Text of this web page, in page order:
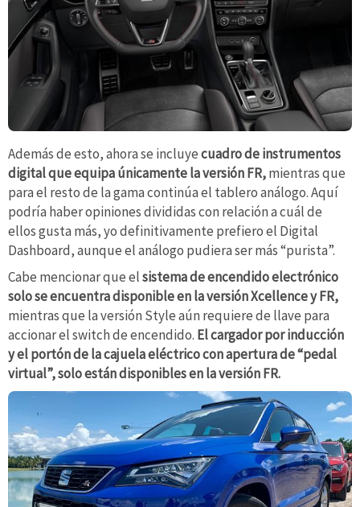
Además de esto, ahora se incluyecuadro de instrumentos
digital que equipa únicamente la versión FR,mientras que
para el resto de la gama continúa el tablero análogo. Aquí
podría haber opiniones divididas con relación a cuál de
ellos gusta más, yo definitivamente prefiero el Digital
Dashboard, aunque el análogo pudiera ser más “purista”.
Cabe mencionar que elsistema de encendido electrónico
solo se encuentra disponible en la versión Xcellence y FR,
mientras que la versión Style aún requiere de llave para
accionar el switch de encendido. El cargador por inducción
y el portón de la cajuela eléctrico con apertura de “pedal
virtual”, solo están disponibles en la versión FR.